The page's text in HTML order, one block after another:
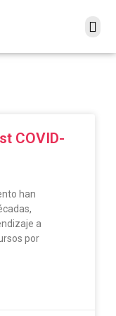
COVID-
han
a
por